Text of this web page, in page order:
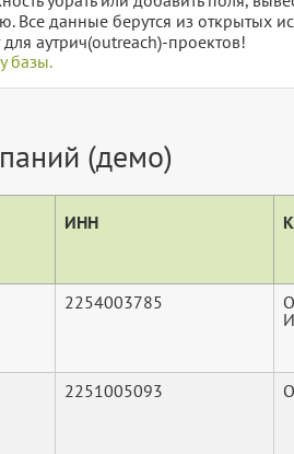
Все данные берутся из открытых
аутрич(outreach)-проектов!
базы.
(демо)
ИНН
2254003785
2251005093